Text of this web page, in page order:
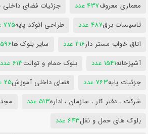
معماری معروف437 عدد جزئیات فضای داخلی
تاسیسات برق487 عدد طراحی اتوکد پایه775 عدد
اتاق خواب مستر دار216 عدد سایر بلوک ها596 عدد
آشپزخانه1541 عدد بلوک حمام و توالت613 عدد
جزئیات پایه763 عدد فضای داخلی آموزش25 عدد
شرکت ، دفتر کار ، سازمان ، اداره513 عدد
بلوک های حمل و نقل643 عدد